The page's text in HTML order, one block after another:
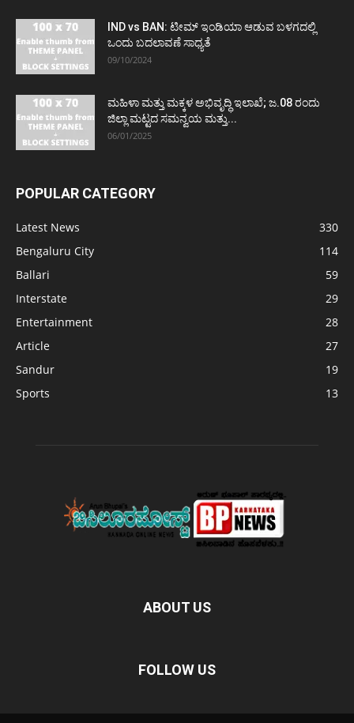
IND vs BAN: ಟೀಮ್ ಇಂಡಿಯಾ ಆಡುವ ಬಳಗದಲ್ಲಿ
ಒಂದು ಬದಲಾವಣೆ ಸಾಧ್ಯತೆ
09/10/2024
ಮಹಿಳಾ ಮತ್ತು ಮಕ್ಕಳ ಅಭಿವೃದ್ಧಿ ಇಲಾಖೆ; ಜ.08 ರಂದು
ಜಿಲ್ಲಾ ಮಟ್ಟದ ಸಮನ್ವಯ ಮತ್ತು...
06/01/2025
POPULAR CATEGORY
Latest News
330
Bengaluru City
114
Ballari
59
Interstate
29
Entertainment
28
Article
27
Sandur
19
Sports
13
ABOUT US
FOLLOW US